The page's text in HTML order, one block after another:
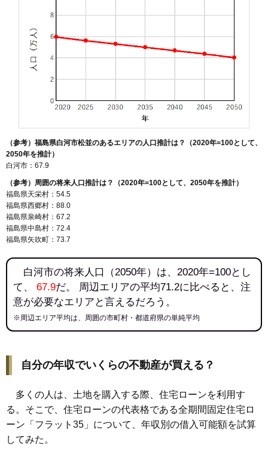
（参考）福島県白河市松並のあるエリアの人口推計は？（2020年=100として、
2050年を推計）
白河市：67.9
（参考）周囲の将来人口推計は？（2020年=100として、2050年を推計）
福島県天栄村：54.5
福島県西郷村：88.0
福島県泉崎村：67.2
福島県中島村：72.4
福島県矢吹町：73.7
白河市の将来人口（2050年）は、2020年=100とし
て、 67.9だ。 周辺エリアの平均71.2に比べると、注
意が必要なエリアと言えるだろう。
※周辺エリア平均は、周囲の市町村・都道府県の単純平均
自分の年収でいくらの不動産が買える？
多くの人は、土地を購入する際、住宅ローンを利用す
る。そこで、住宅ローンの代表格である全期間固定住宅ロ
ーン「フラット35」について、年収別の借入可能額を試算
してみた。